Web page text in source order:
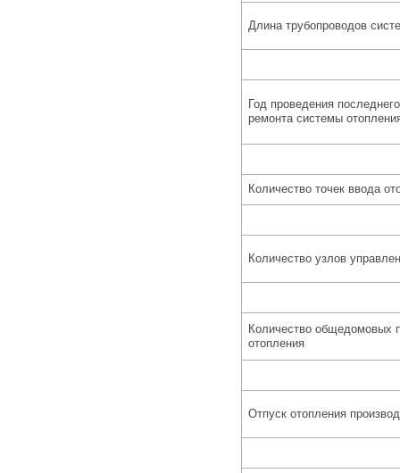
Длина трубопроводов
Год проведения
ремонта системы
Количество точек ввода
Количество узлов
Количество общедомовых
отопления
Отпуск отопления